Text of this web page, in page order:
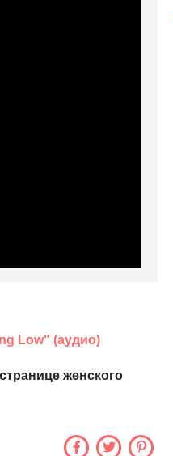
Low" (аудио)
женского